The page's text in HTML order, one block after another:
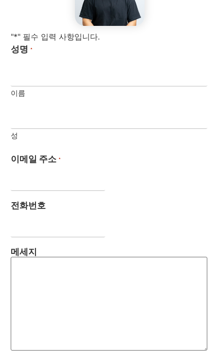
"*" 필수 입력 사항입니다.
성명 *
이름
성
이메일 주소 *
전화번호
메세지